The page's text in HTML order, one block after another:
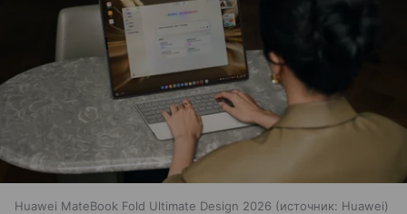
Huawei MateBook Fold Ultimate Design 2026 источник: Huawei